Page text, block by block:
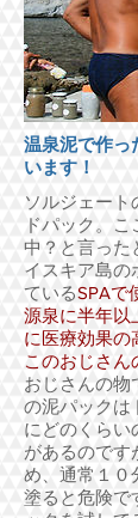
温泉泥で作っ
います！
ソルジェート
ドパック。
中？と言った
イスキア島の
ているSPAで
源泉に半年以
に医療効果の
このおじさん
おじさんの物
の泥パックは
にどのくらい
があるのです
め、通常１０
塗ると危険で